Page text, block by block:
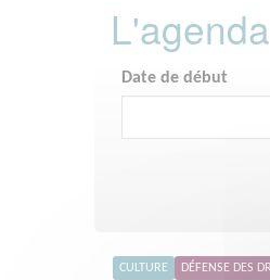
Date de début
CULTURE DÉFENSE DES